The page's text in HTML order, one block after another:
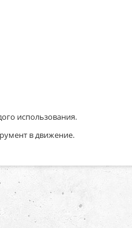
использования.
в движение.